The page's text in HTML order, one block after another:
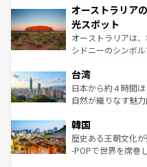
部のニューオーリ
文化が魅力。旅行
しみながら、その
るだろう。車での
情報は
ワイ島は見逃せな
島だが、静かな自
おすすめ。エメラ
文化や歴史が息づ
人々、おいしいロ
ク、伝統的なフラ
っている。訪れる
はコンテンツ一覧
オーストラリア
光スポット
オーストラリアは
シドニーのシンボ
リアリーフや大陸
ク）、タスマニア
ど、見どころがた
いる。アクティビ
ビング、ハイキン
い。オーストラリ
台湾
日本から約４時間
自然が織りなす魅
ン）、静ひつな山岳
と山間の静けさが
驚きをもたらして
韓国
歴史ある王朝文化
-POPで世界を席巻